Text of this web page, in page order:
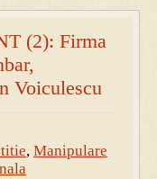
(2): Firma
Voiculescu
, Manipulare